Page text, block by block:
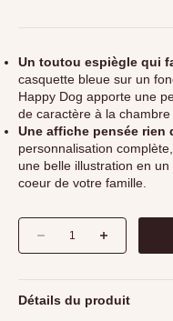
Un toutou espiègle qui
casquette bleue sur un
Happy Dog apporte une
de caractère à la chambre
Une affiche pensée rien
personnalisation
une belle illustration en
coeur de votre famille.
Diminuer la quantité
Augmenter la
Détails du produit